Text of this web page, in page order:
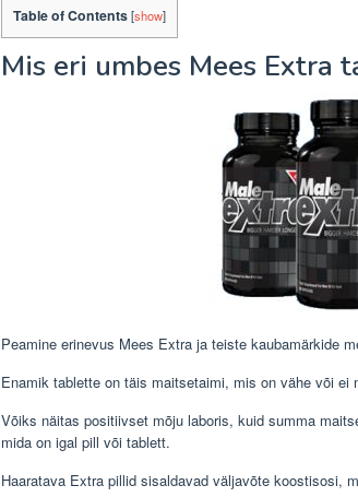
Table of Contents[show]
Mis eri umbes Mees Extra
Peamine erinevus Mees Extra ja teiste kaubamärkide
Enamik tablette on täis maitsetaimi, mis on vähe või ei
Võiks näitas positiivset mõju laboris, kuid summa
mida on igal pill või tablett.
Haaratava Extra pillid sisaldavad väljavõte koostisosi,